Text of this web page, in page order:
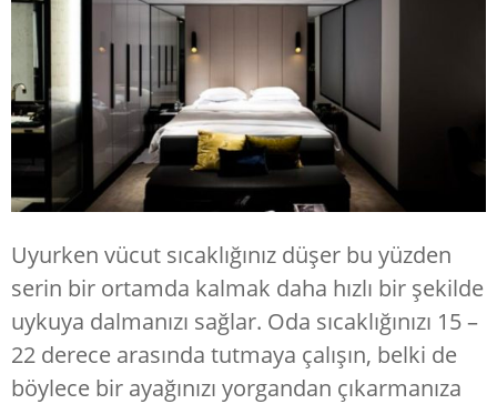
Uyurken vücut sıcaklığınız düşer bu yüzden
serin bir ortamda kalmak daha hızlı bir şekilde
uykuya dalmanızı sağlar. Oda sıcaklığınızı 15 –
22 derece arasında tutmaya çalışın, belki de
böylece bir ayağınızı yorgandan çıkarmanıza